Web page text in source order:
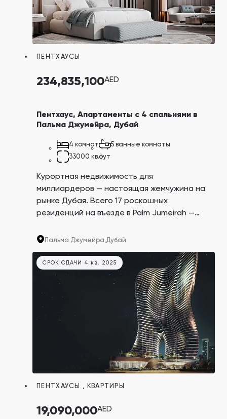
ПЕНТХАУСЫ
234,835,100AED
Пентхаус, Апартаменты с 4 спальнями в
Пальма Джумейра, Дубай
4 комнат
5 ванные комнаты
33000 кв.фут
Курортная недвижимость для
миллиардеров — настоящая жемчужина на
рынке Дубая. Всего 17 роскошных
резиденций на въезде в Palm Jumeirah —
форме пальмы. Каждый апартамент
управлением Dorchester Collection — сети
люксовых отелей с проектами по всему
Пальма Джумейра,Дубай
СРОК СДАЧИ 4 кв. 2025
ПЕНТХАУСЫ КВАРТИРЫ
19,090,000AED